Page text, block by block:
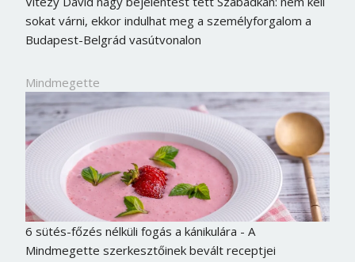
sokat várni, ekkor indulhat meg a személyforgalom a
Budapest-Belgrád vasútvonalon
Mindmegette
6 sütés-főzés nélküli fogás a kánikulára - A
Mindmegette szerkesztőinek bevált receptjei